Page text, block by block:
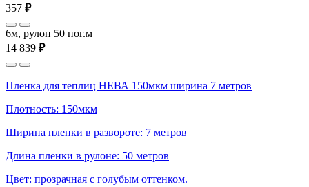
357 ₽
6м, рулон 50 пог.м
14 839 ₽
Пленка для теплиц НЕВА 150мкм ширина 7 метров
Плотность: 150мкм
Ширина пленки в развороте: 7 метров
Длина пленки в рулоне: 50 метров
Цвет: прозрачная с голубым оттенком.